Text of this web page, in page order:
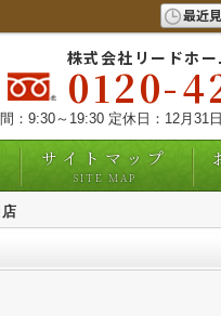
最近
株式会社リードホー
0120-
：9:30～19:30 定休日：12月31
サイトマップ
SITE MAP